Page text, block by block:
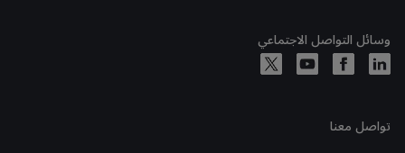
وسائل التواصل الاجتماعي
تواصل معنا